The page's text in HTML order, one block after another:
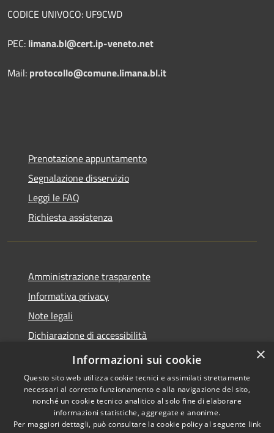
CODICE UNIVOCO: UF9CWD
PEC: limana.bl@cert.ip-veneto.net
Mail: protocollo@comune.limana.bl.it
Prenotazione appuntamento
Segnalazione disservizio
Leggi le FAQ
Richiesta assistenza
Amministrazione trasparente
Informativa privacy
Note legali
Dichiarazione di accessibilità
Moduli Privacy Amministrazione trasparente
Copyright © 2026 • Comune di
×
Informazioni sui cookie
Questo sito web utilizza cookie tecnici e assimilati strettamente
necessari al corretto funzionamento e alla navigazione del sito,
nonché un cookie tecnico analitico al solo fine di elaborare
informazioni statistiche, aggregate e anonime.
Per maggiori dettagli, può consultare la cookie policy al seguente link